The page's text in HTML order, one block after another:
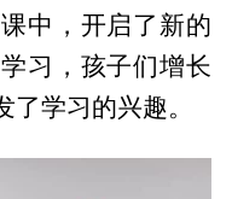
中，开启了新的
习，孩子们增长
学习的兴趣。